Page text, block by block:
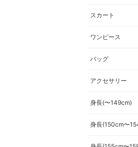
スカート
ワンピース
バッグ
アクセサリー
身長(〜149cm)
身長(150cm〜